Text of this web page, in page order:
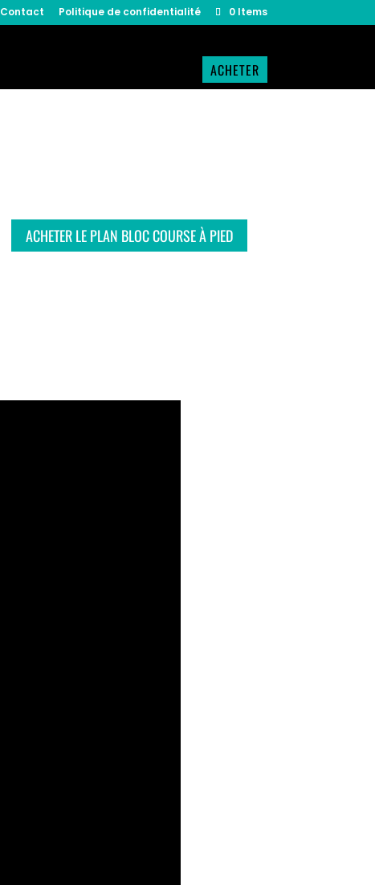
Contact Politique de confidentialité 0 Items
ACHETER
ACHETER LE PLAN BLOC COURSE À PIED